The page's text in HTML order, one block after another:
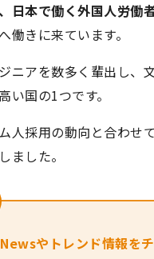
日本で働く外国人労働
働きに来ています。
ニアを数多く輩出し、
い国の1つです。
人採用の動向と合わせ
ました。
やトレンド情報をチ